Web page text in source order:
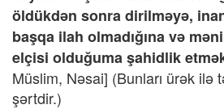
öldükdən sonra dirilməyə,
başqa ilah olmadığına və
elçisi olduğuma şahidlik
Müslim, Nəsai] (Bunları ürək ilə
şərtdir.)